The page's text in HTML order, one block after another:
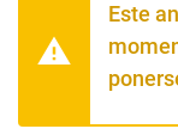
Este